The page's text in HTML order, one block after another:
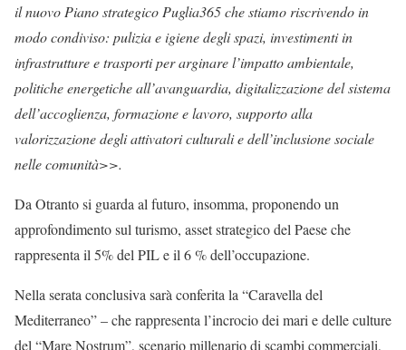
il nuovo Piano strategico Puglia365 che stiamo riscrivendo in
modo condiviso: pulizia e igiene degli spazi, investimenti in
infrastrutture e trasporti per arginare l’impatto ambientale,
politiche energetiche all’avanguardia, digitalizzazione del sistema
dell’accoglienza, formazione e lavoro, supporto alla
valorizzazione degli attivatori culturali e dell’inclusione sociale
nelle comunità>>.
Da Otranto si guarda al futuro, insomma, proponendo un
approfondimento sul turismo, asset strategico del Paese che
rappresenta il 5% del PIL e il 6 % dell’occupazione.
Nella serata conclusiva sarà conferita la “Caravella del
Mediterraneo” – che rappresenta l’incrocio dei mari e delle culture
del “Mare Nostrum”, scenario millenario di scambi commerciali,